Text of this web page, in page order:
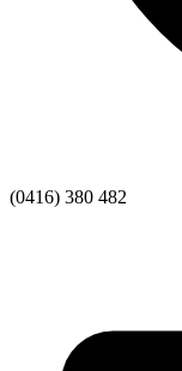
(0416) 380 482